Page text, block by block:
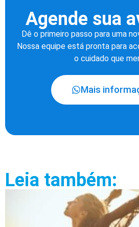
Agende sua
Dê o primeiro passo para uma
Nossa equipe está pronta para
o cuidado que
Mais
Leia também: